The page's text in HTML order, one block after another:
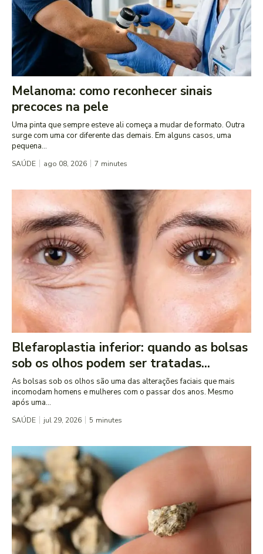
Melanoma: como reconhecer sinais
precoces na pele
Uma pinta que sempre esteve ali começa a mudar de formato. Outra
surge com uma cor diferente das demais. Em alguns casos, uma
pequena...
SAÚDE ago 08, 2026 7 minutes
Blefaroplastia inferior: quando as bolsas
sob os olhos podem ser tratadas...
As bolsas sob os olhos são uma das alterações faciais que mais
incomodam homens e mulheres com o passar dos anos. Mesmo
após uma...
SAÚDE jul 29, 2026 5 minutes